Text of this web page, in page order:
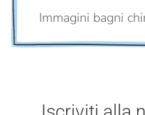
Immagini bagni